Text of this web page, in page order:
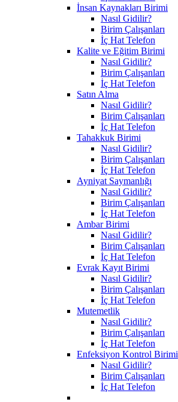
İnsan Kaynakları Birimi
Nasıl Gidilir?
Birim Çalışanları
İç Hat Telefon
Kalite ve Eğitim Birimi
Nasıl Gidilir?
Birim Çalışanları
İç Hat Telefon
Satın Alma
Nasıl Gidilir?
Birim Çalışanları
İç Hat Telefon
Tahakkuk Birimi
Nasıl Gidilir?
Birim Çalışanları
İç Hat Telefon
Ayniyat Saymanlığı
Nasıl Gidilir?
Birim Çalışanları
İç Hat Telefon
Ambar Birimi
Nasıl Gidilir?
Birim Çalışanları
İç Hat Telefon
Evrak Kayıt Birimi
Nasıl Gidilir?
Birim Çalışanları
İç Hat Telefon
Mutemetlik
Nasıl Gidilir?
Birim Çalışanları
İç Hat Telefon
Enfeksiyon Kontrol Birimi
Nasıl Gidilir?
Birim Çalışanları
İç Hat Telefon